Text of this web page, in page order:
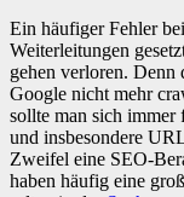
Ein häufiger Fehler
Weiterleitungen
gehen verloren. Denn
Google nicht mehr
sollte man sich
und insbesondere
Zweifel eine SEO-
haben häufig eine